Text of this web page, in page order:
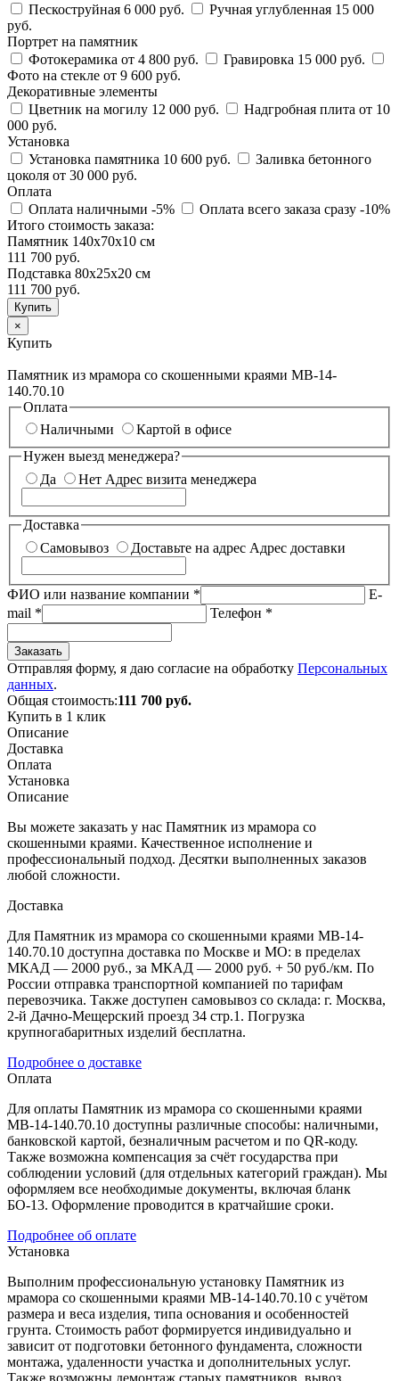
Пескоструйная 6 000 руб. Ручная углубленная 15 000
руб.
Портрет на памятник
Фотокерамика от 4 800 руб. Гравировка 15 000 руб.
Фото на стекле от 9 600 руб.
Декоративные элементы
Цветник на могилу 12 000 руб. Надгробная плита от 10
000 руб.
Установка
Установка памятника 10 600 руб.
Заливка бетонного
цоколя от 30 000 руб.
Оплата
Оплата наличными -5% Оплата всего заказа сразу -10%
Итого стоимость заказа:
Памятник 140х70х10 см
111 700 руб.
Подставка 80х25х20 см
111 700 руб.
×
Купить
Памятник из мрамора со скошенными краями МВ-14-
140.70.10
Оплата
Наличными
Картой в офисе
Нужен выезд менеджера?
Да
Нет Адрес визита менеджера
Доставка
Самовывоз
Доставьте на адрес Адрес доставки
ФИО или название компании *
E-
mail * Телефон *
Заказать
Отправляя форму, я даю согласие на обработку Персональных
данных.
Общая стоимость:111 700 руб.
Купить в 1 клик
Описание
Доставка
Оплата
Установка
Описание
Вы можете заказать у нас Памятник из мрамора со
скошенными краями. Качественное исполнение и
профессиональный подход. Десятки выполненных заказов
любой сложности.
Доставка
Для Памятник из мрамора со скошенными краями МВ-14-
140.70.10 доступна доставка по Москве и МО: в пределах
МКАД — 2000 руб., за МКАД — 2000 руб. + 50 руб./км. По
России отправка транспортной компанией по тарифам
перевозчика. Также доступен самовывоз со склада: г. Москва,
2-й Дачно-Мещерский проезд 34 стр.1. Погрузка
крупногабаритных изделий бесплатна.
Подробнее о доставке
Оплата
Для оплаты Памятник из мрамора со скошенными краями
МВ-14-140.70.10 доступны различные способы: наличными,
банковской картой, безналичным расчетом и по QR-коду.
Также возможна компенсация за счёт государства при
соблюдении условий (для отдельных категорий граждан). Мы
оформляем все необходимые документы, включая бланк
БО-13. Оформление проводится в кратчайшие сроки.
Подробнее об оплате
Установка
Выполним профессиональную установку Памятник из
мрамора со скошенными краями МВ-14-140.70.10 с учётом
размера и веса изделия, типа основания и особенностей
грунта. Стоимость работ формируется индивидуально и
зависит от подготовки бетонного фундамента, сложности
монтажа, удаленности участка и дополнительных услуг.
Также возможны демонтаж старых памятников, вывоз,